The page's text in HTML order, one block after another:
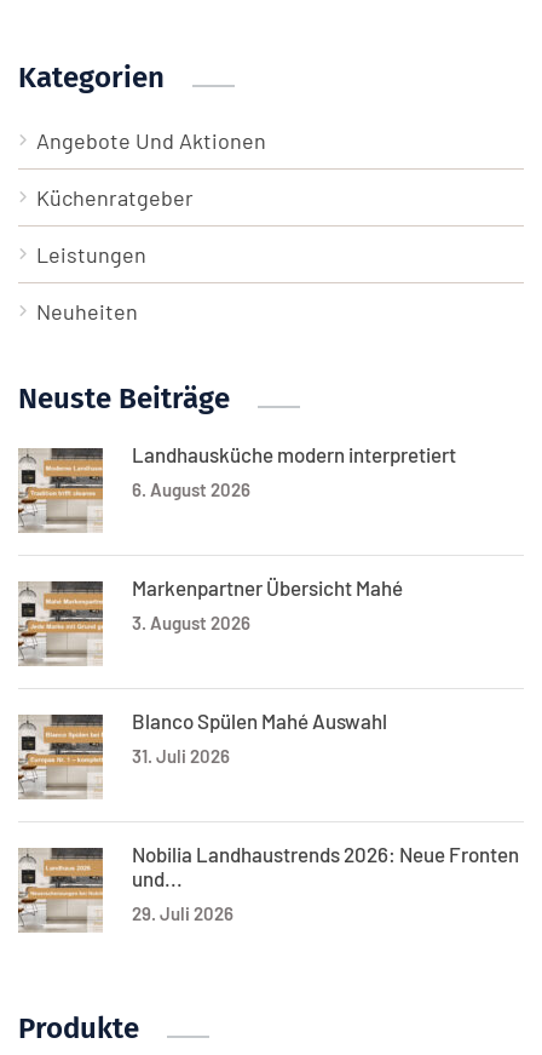
Kategorien
Angebote Und Aktionen
Küchenratgeber
Leistungen
Neuheiten
Neuste Beiträge
Landhausküche modern interpretiert
6. August 2026
Markenpartner Übersicht Mahé
3. August 2026
Blanco Spülen Mahé Auswahl
31. Juli 2026
Nobilia Landhaustrends 2026: Neue Fronten
und...
29. Juli 2026
Produkte